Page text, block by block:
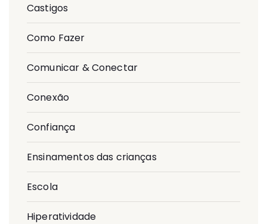
Castigos
Como Fazer
Comunicar & Conectar
Conexão
Confiança
Ensinamentos das crianças
Escola
Hiperatividade